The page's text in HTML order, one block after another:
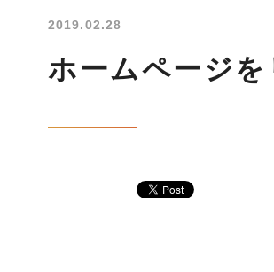
2019.02.28
ホームページ